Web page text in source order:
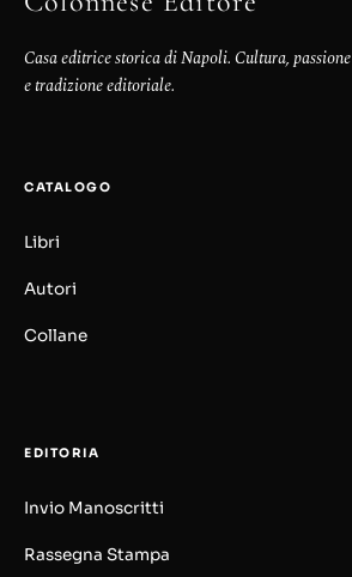
Casa editrice storica di Napoli. Cultura, passione
e tradizione editoriale.
CATALOGO
Libri
Autori
Collane
EDITORIA
Invio Manoscritti
Rassegna Stampa